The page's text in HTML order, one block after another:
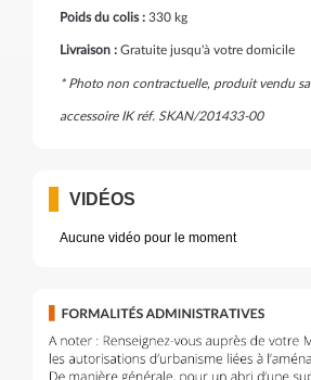
Poids du colis : 330 kg
Livraison : Gratuite jusqu'à votre domicile
* Photo non contractuelle, produit vendu
accessoire IK réf. SKAN/201433-00
VIDÉOS
Aucune vidéo pour le moment